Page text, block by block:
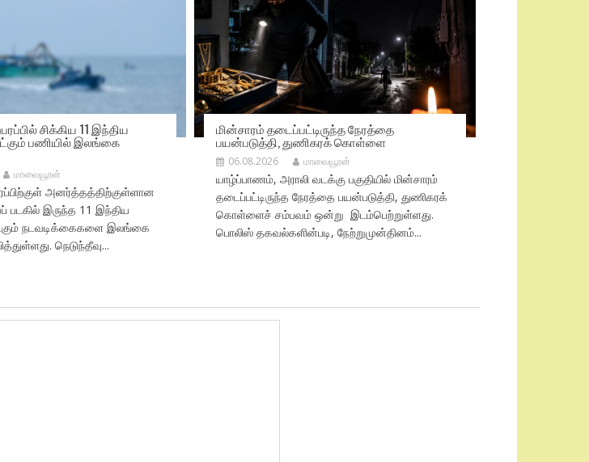
சிக்கிய 11 இந்திய
பணியில் இலங்கை
மாவையூரன்
அனர்த்தத்திற்குள்ளான
படகில் இருந்த 11 இந்திய
நடவடிக்கைகளை இலங்கை
நெடுந்தீவு...
மின்சாரம் தடைப்பட்டிருந்த நேரத்தை
பயன்படுத்தி, துணிகரக் கொள்ளை
06.08.2026 மாவையூரன்
யாழ்ப்பாணம், அராலி வடக்கு பகுதியில் மின்சாரம்
தடைப்பட்டிருந்த நேரத்தை பயன்படுத்தி, துணிகரக்
கொள்ளைச் சம்பவம் ஒன்று இடம்பெற்றுள்ளது.
பொலிஸ் தகவல்களின்படி, நேற்றுமுன்தினம்...